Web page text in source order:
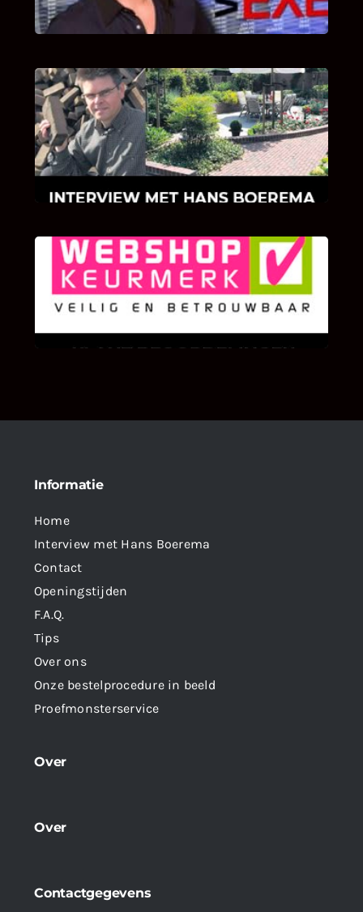
INTERVIEW MET HANS BOEREMA
Hoe Bricks and Stones ontstaan is en wat
Hans Boerema motiveert in de wereld van
klinkers en tegels!
KLANT BEOORDELINGEN
We zijn er zeer op gesteld om te weten wat u
als klant van ons en onze diensten vindt.
Informatie
Home
Interview met Hans Boerema
Contact
Openingstijden
F.A.Q.
Tips
Over ons
Onze bestelprocedure in beeld
Proefmonsterservice
Over
Over
Contactgegevens